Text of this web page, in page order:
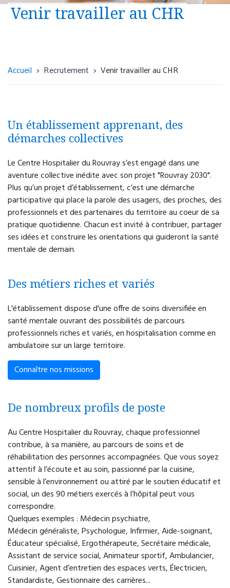
Urgence psychiatrique avec présomption
d’hospitalisation, sans nécessité d'une prise en
4 rue Paul Eluard
76300 Sotteville-lès-Rouen
Accueil 24h/24.
Dispositif de régulation des urgences
psychiatriques via le 15 (Samu) ou 116 117
(médecine générale de garde).
Régul'Psy
mentale permettant une évaluation rapide et une
Accès : 24h/24 via le 15
Venir travailler au CHR
Accueil Recrutement Venir travailler au CHR
Un établissement apprenant, des
démarches collectives
Le Centre Hospitalier du Rouvray s’est engagé dans une
aventure collective inédite avec son projet "Rouvray 2030".
Plus qu’un projet d’établissement, c’est une démarche
participative qui place la parole des usagers, des proches, des
professionnels et des partenaires du territoire au coeur de sa
pratique quotidienne. Chacun est invité à contribuer, partager
ses idées et construire les orientations qui guideront la santé
mentale de demain.
Des métiers riches et variés
L'établissement dispose d'une offre de soins diversifiée en
santé mentale ouvrant des possibilités de parcours
professionnels riches et variés, en hospitalisation comme en
ambulatoire sur un large territoire.
Connaître nos missions
De nombreux profils de poste
Au Centre Hospitalier du Rouvray, chaque professionnel
contribue, à sa manière, au parcours de soins et de
réhabilitation des personnes accompagnées. Que vous soyez
attentif à l’écoute et au soin, passionné par la cuisine,
sensible à l’environnement ou attiré par le soutien éducatif et
social, un des 90 métiers exercés à l’hôpital peut vous
correspondre.
Quelques exemples : Médecin psychiatre,
Médecin généraliste, Psychologue, Infirmier, Aide-soignant,
Éducateur spécialisé, Ergothérapeute, Secrétaire médicale,
Assistant de service social, Animateur sportif, Ambulancier,
Cuisinier, Agent d’entretien des espaces verts, Électricien,
Standardiste, Gestionnaire des carrières...